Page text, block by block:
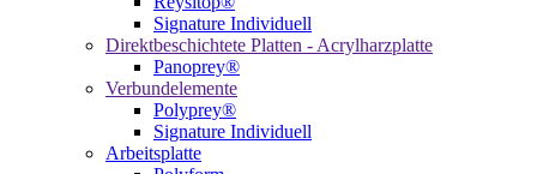
Signature Individuell
Direktbeschichtete Platten - Acrylharzplatte
Panoprey®
Verbundelemente
Polyprey®
Signature Individuell
Arbeitsplatte